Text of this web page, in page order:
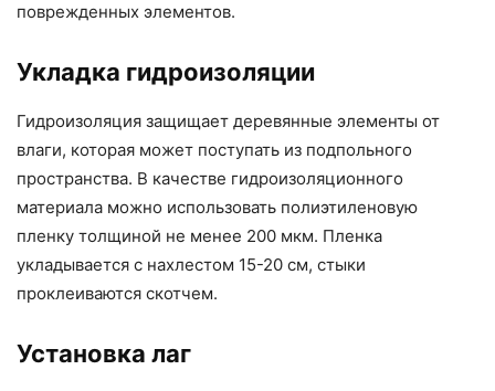
поврежденных элементов.
Укладка гидроизоляции
Гидроизоляция защищает деревянные элементы от
влаги, которая может поступать из подпольного
пространства. В качестве гидроизоляционного
материала можно использовать полиэтиленовую
пленку толщиной не менее 200 мкм. Пленка
укладывается с нахлестом 15-20 см, стыки
проклеиваются скотчем.
Установка лаг